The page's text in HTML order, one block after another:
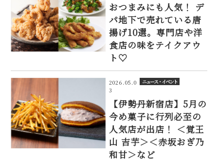
おつまみにも人気！ デ
パ地下で売れている唐
揚げ10選。専門店や洋
食店の味をテイクアウ
ト♡
2026.05.0
3
ニュース・イベント
【伊勢丹新宿店】5月の
今め菓子に行列必至の
人気店が出店！ ＜覚王
山 吉芋＞＜赤坂おぎ乃
和甘＞など